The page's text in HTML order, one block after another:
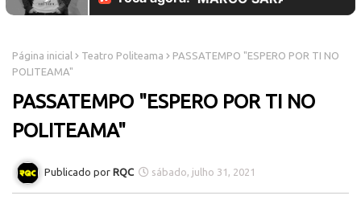
Página inicial Teatro Politeama
PASSATEMPO "ESPERO POR TI NO
POLITEAMA"
PASSATEMPO "ESPERO POR TI NO
POLITEAMA"
RQC sábado, julho 31, 2021